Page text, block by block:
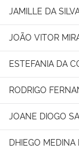
JAMILLE DA
JOÃO VITOR
ESTEFANIA DA
RODRIGO
JOANE DIOGO
DHIEGO MEDINA